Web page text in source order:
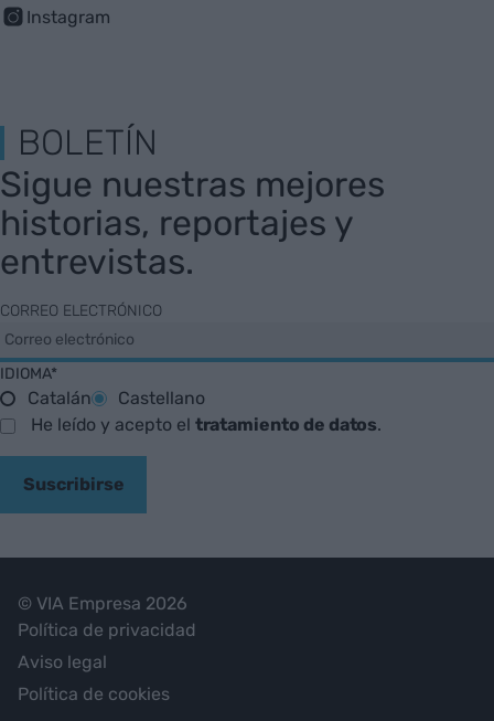
Instagram
BOLETÍN
Sigue nuestras mejores
historias, reportajes y
entrevistas.
CORREO ELECTRÓNICO
IDIOMA*
Catalán
Castellano
He leído y acepto el tratamiento de datos.
Suscribirse
© VIA Empresa 2026
Política de privacidad
Aviso legal
Política de cookies